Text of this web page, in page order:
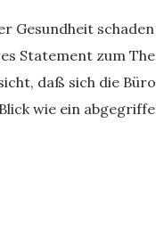
Gesundheit
Statement zum
daß sich die
wie ein